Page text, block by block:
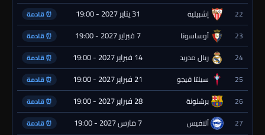
22 إشبيلية 31 يناير 2027 - 19:00 ⏰ قادمة
23 أوساسونا 7 فبراير 2027 - 19:00 ⏰ قادمة
24 ريال مدريد 14 فبراير 2027 - 19:00 ⏰ قادمة
25 سيلتا فيجو 21 فبراير 2027 - 19:00 ⏰ قادمة
26 برشلونة 28 فبراير 2027 - 19:00 ⏰ قادمة
27 ألافيس 7 مارس 2027 - 19:00 ⏰ قادمة